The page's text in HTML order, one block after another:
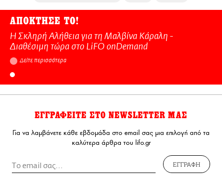
ΑΠΟΚΤΗΣΕ ΤΟ!
Η Σκληρή Αλήθεια για τη Μαλβίνα Κάραλη -
Διαθέσιμη τώρα στo LiFO onDemand
Δείτε περισσότερα
ΕΓΓΡΑΦΕΙΤΕ ΣΤΟ NEWSLETTER ΜΑΣ
Για να λαμβάνετε κάθε εβδομάδα στο email σας μια επιλογή από τα
καλύτερα άρθρα του lifo.gr
ΕΓΓΡΑΦΗ